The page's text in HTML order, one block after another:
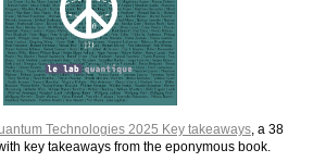
Technologies 2025 Key takeaways, a 38
key takeaways from the eponymous book.